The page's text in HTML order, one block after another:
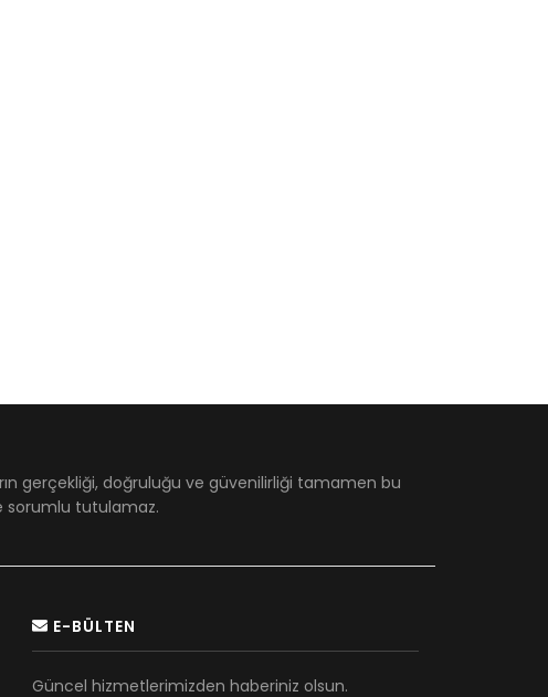
gerçekliği, doğruluğu ve güvenilirliği tamamen bu
sorumlu tutulamaz.
E-BÜLTEN
Güncel hizmetlerimizden haberiniz olsun.